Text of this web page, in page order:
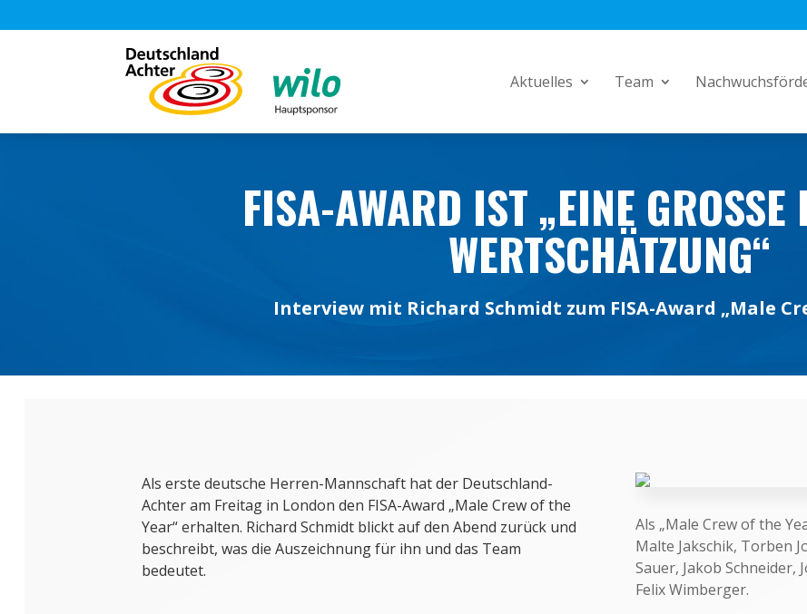
Aktuelles Team
FISA-AWARD IST „EINE GROSSE
ERTSCHÄTZUNG“
Interview mit Richard Schmidt zum FISA-Award „Male
Als erste deutsche Herren-Mannschaft hat der Deutschland-
Achter am Freitag in London den FISA-Award „Male Crew of the
Year“ erhalten. Richard Schmidt blickt auf den Abend zurück und
beschreibt, was die Auszeichnung für ihn und das Team
bedeutet.
Als „Male Crew of the
Malte Jakschik, Torben
Sauer, Jakob Schneider,
Felix Wimberger.